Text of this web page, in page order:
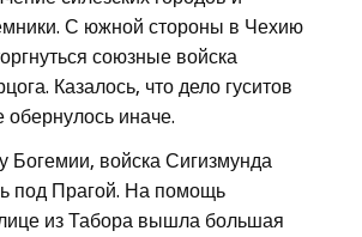
С южной стороны в Чехию
союзные войска
Казалось, что дело гуситов
обернулось иначе.
Богемии, войска Сигизмунда
под Прагой. На помощь
из Табора вышла большая